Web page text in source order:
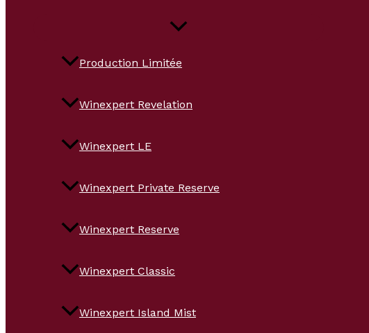
Production Limitée
Winexpert Revelation
Winexpert LE
Winexpert Private Reserve
Winexpert Reserve
Winexpert Classic
Winexpert Island Mist